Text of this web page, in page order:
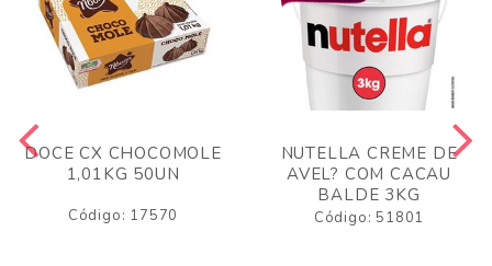
DOCE CX CHOCOMOLE
1,01KG 50UN
Código: 17570
NUTELLA CREME DE
AVEL? COM CACAU
BALDE 3KG
Código: 51801